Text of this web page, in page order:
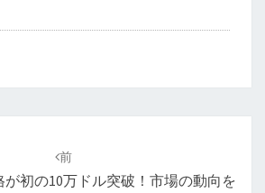
前
が初の10万ドル突破！市場の動向を